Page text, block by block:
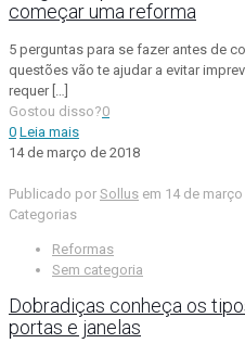
começar uma reforma
5 perguntas para se fazer antes de
questões vão te ajudar a evitar
requer[…]
Gostou disso?0
0 Leia mais
14 de março de 2018
Publicado por Sollus em 14 de
Categorias
Reformas
Sem categoria
Dobradiças conheça os
portas e janelas